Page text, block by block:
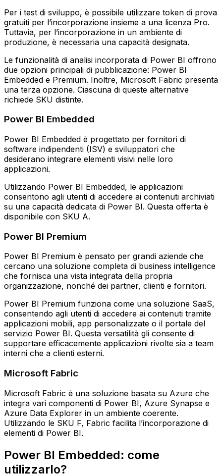
Per i test di sviluppo, è possibile utilizzare token di prova
gratuiti per l’incorporazione insieme a una licenza Pro.
Tuttavia, per l’incorporazione in un ambiente di
produzione, è necessaria una capacità designata.
Le funzionalità di analisi incorporata di Power BI offrono
due opzioni principali di pubblicazione: Power BI
Embedded e Premium. Inoltre, Microsoft Fabric presenta
una terza opzione. Ciascuna di queste alternative
richiede SKU distinte.
Power BI Embedded
Power BI Embedded è progettato per fornitori di
software indipendenti (ISV) e sviluppatori che
desiderano integrare elementi visivi nelle loro
applicazioni.
Utilizzando Power BI Embedded, le applicazioni
consentono agli utenti di accedere ai contenuti archiviati
su una capacità dedicata di Power BI. Questa offerta è
disponibile con SKU A.
Power BI Premium
Power BI Premium è pensato per grandi aziende che
cercano una soluzione completa di business intelligence
che fornisca una vista integrata della propria
organizzazione, nonché dei partner, clienti e fornitori.
Power BI Premium funziona come una soluzione SaaS,
consentendo agli utenti di accedere ai contenuti tramite
applicazioni mobili, app personalizzate o il portale del
servizio Power BI. Questa versatilità gli consente di
supportare efficacemente applicazioni rivolte sia a team
interni che a clienti esterni.
Microsoft Fabric
Microsoft Fabric è una soluzione basata su Azure che
integra vari componenti di Power BI, Azure Synapse e
Azure Data Explorer in un ambiente coerente.
Utilizzando le SKU F, Fabric facilita l’incorporazione di
elementi di Power BI.
Power BI Embedded: come
utilizzarlo?